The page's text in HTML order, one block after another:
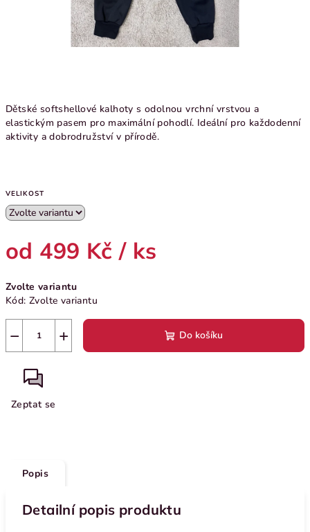
Dětské softshellové kalhoty s odolnou vrchní vrstvou a
elastickým pasem pro maximální pohodlí. Ideální pro každodenní
aktivity a dobrodružství v přírodě.
VELIKOST
od 499 Kč / ks
cena:
Zvolte variantu
Kód: Zvolte variantu
+
− Do košíku
Zeptat se
Popis
Detailní popis produktu